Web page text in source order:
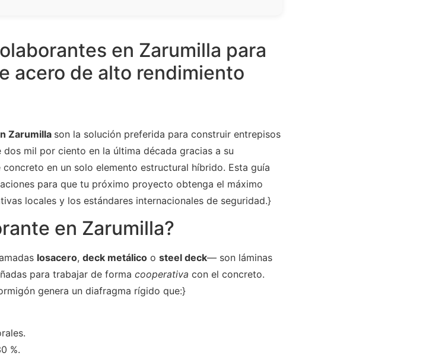
en Zarumilla para
acero de alto rendimiento
Zarumilla son la solución preferida para construir entrepisos
mil por ciento en la última década gracias a su
en un solo elemento estructural híbrido. Esta guía
para que tu próximo proyecto obtenga el máximo
locales y los estándares internacionales de seguridad.}
en Zarumilla?
losacero, deck metálico o steel deck— son láminas
para trabajar de forma cooperativa con el concreto.
genera un diafragma rígido que:}
%.